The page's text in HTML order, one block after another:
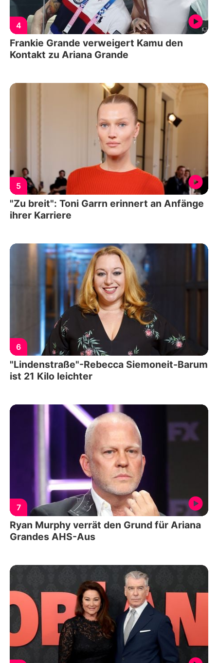
4
Frankie Grande verweigert Kamu den
Kontakt zu Ariana Grande
5
"Zu breit": Toni Garrn erinnert an Anfänge
ihrer Karriere
6
"Lindenstraße"-Rebecca Siemoneit-Barum
ist 21 Kilo leichter
7
Ryan Murphy verrät den Grund für Ariana
Grandes AHS-Aus